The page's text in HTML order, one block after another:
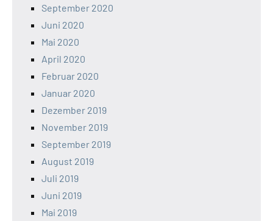
September 2020
Juni 2020
Mai 2020
April 2020
Februar 2020
Januar 2020
Dezember 2019
November 2019
September 2019
August 2019
Juli 2019
Juni 2019
Mai 2019